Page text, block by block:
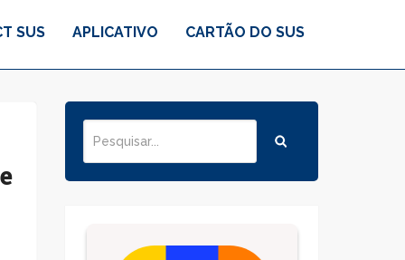
SUS APLICATIVO CARTÃO DO SUS